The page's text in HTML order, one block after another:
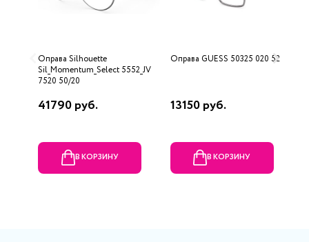
Оправа Silhouette
Sil_Momentum_Select 5552_JV
7520 50/20
41790 руб.
В КОРЗИНУ
Оправа GUESS 50325 020 52
13150 руб.
В КОРЗИНУ